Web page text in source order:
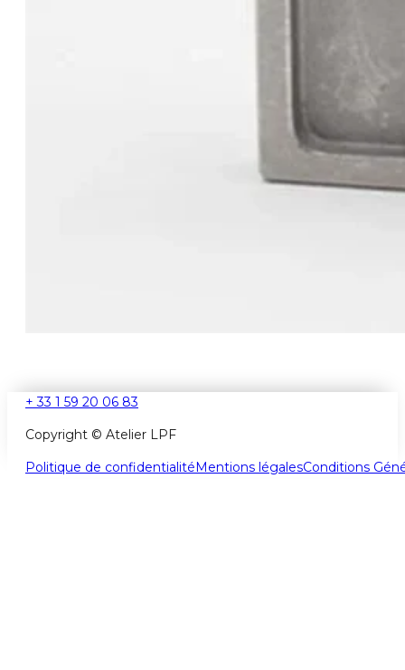
+ 33 1 59 20 06 83
Copyright © Atelier LPF
Politique de confidentialitéMentions légalesConditions